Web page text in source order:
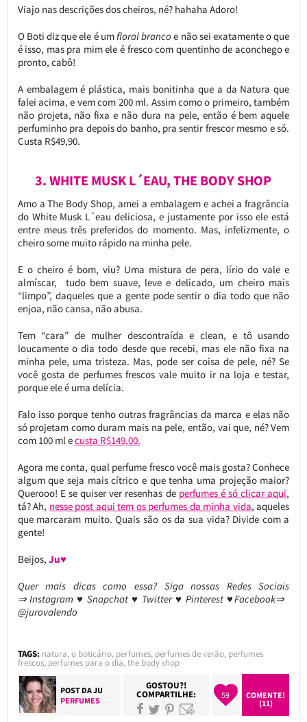
Viajo nas descrições dos cheiros, né? hahaha Adoro!
O Boti diz que ele é umfloral branco e não sei exatamente o que
é isso, mas pra mim ele é fresco com quentinho de aconchego e
pronto, cabô!
A embalagem é plástica, mais bonitinha que a da Natura que
falei acima, e vem com 200 ml. Assim como o primeiro, também
não projeta, não fixa e não dura na pele, então é bem aquele
perfuminho pra depois do banho, pra sentir frescor mesmo e só.
Custa R$49,90.
3. WHITE MUSK L´EAU, THE BODY SHOP
Amo a The Body Shop, amei a embalagem e achei a fragrância
do White Musk L´eau deliciosa, e justamente por isso ele está
entre meus três preferidos do momento. Mas, infelizmente, o
cheiro some muito rápido na minha pele.
E o cheiro é bom, viu? Uma mistura de pera, lírio do vale e
almíscar, tudo bem suave, leve e delicado, um cheiro mais
“limpo”, daqueles que a gente pode sentir o dia todo que não
enjoa, não cansa, não abusa.
Tem “cara” de mulher descontraída e clean, e tô usando
loucamente o dia todo desde que recebi, mas ele não fixa na
minha pele, uma tristeza. Mas, pode ser coisa de pele, né? Se
você gosta de perfumes frescos vale muito ir na loja e testar,
porque ele é uma delícia.
Falo isso porque tenho outras fragrâncias da marca e elas não
só projetam como duram mais na pele, então, vai que, né? Vem
com 100 ml ecusta R$149,00.
Agora me conta, qual perfume fresco você mais gosta? Conhece
algum que seja mais cítrico e que tenha uma projeção maior?
Querooo! E se quiser ver resenhas de perfumes é só clicar aqui,
tá? Ah, nesse post aqui tem os perfumes da minha vida, aqueles
que marcaram muito. Quais são os da sua vida? Divide com a
gente!
Beijos, Ju♥
Quer mais dicas como essa? Siga nossas Redes Sociais
⇒ Instagram ♥ Snapchat ♥ Twitter ♥ Pinterest ♥Facebook⇒
@jurovalendo
TAGS: natura,o boticário, perfumes, perfumes de verão, perfumes
frescos, perfumes para o dia,the body shop
POST DAJU
PERFUMES
GOSTOU?!
COMPARTILHE: 59
COMENTE!
(11)